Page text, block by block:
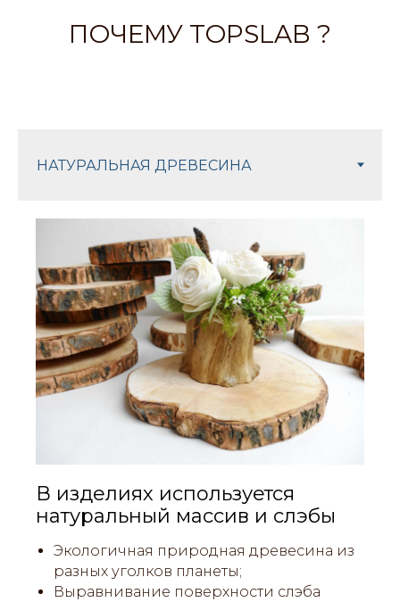
ПОЧЕМУ TOPSLAB ?
В изделиях используется
натуральный массив и слэбы
Экологичная природная древесина из
разных уголков планеты;
Выравнивание поверхности слэба